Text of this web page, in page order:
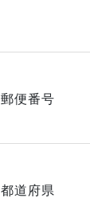
郵便番号
都道府県